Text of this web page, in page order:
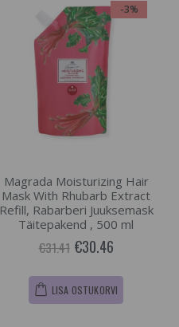
-3%
Magrada Moisturizing Hair
Mask With Rhubarb Extract
Refill, Rabarberi Juuksemask
Täitepakend , 500 ml
€31.41 €30.46
LISA OSTUKORVI